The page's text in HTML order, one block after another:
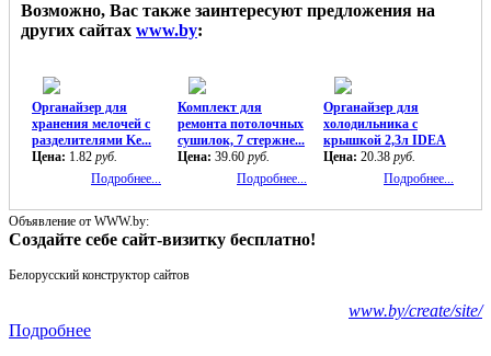
Возможно, Вас также заинтересуют предложения на
других сайтах www.by:
Органайзер для
хранения мелочей с
разделителями Ke...
Цена: 1.82 руб.
Подробнее...
Комплект для
ремонта потолочных
сушилок, 7 стержне...
Цена: 39.60 руб.
Подробнее...
Органайзер для
холодильника с
крышкой 2,3л IDEA
Цена: 20.38 руб.
Подробнее...
Объявление от WWW.by:
Создайте себе сайт-визитку бесплатно!
Белорусский конструктор сайтов
www.by/create/site/
Подробнее